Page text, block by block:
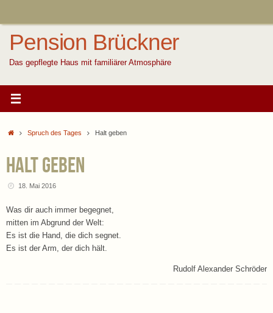
Pension Brückner
Das gepflegte Haus mit familiärer Atmosphäre
StartSpruch des Tages Halt geben
Halt geben
18. Mai 2016
Was dir auch immer begegnet,
mitten im Abgrund der Welt:
Es ist die Hand, die dich segnet.
Es ist der Arm, der dich hält.
Rudolf Alexander Schröder